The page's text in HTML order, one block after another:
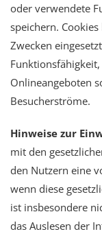
oder verwendete
speichern.
Zwecken
Onlineangeboten
Besucherströme.
Hinweise zur
mit den
den Nutzern eine
wenn diese
ist insbesondere
das Auslesen der